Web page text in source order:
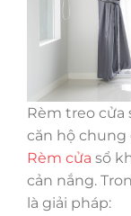
Rèm treo cửa
căn hộ chung
Rèm cửa sổ
cản nắng.
là giải pháp: